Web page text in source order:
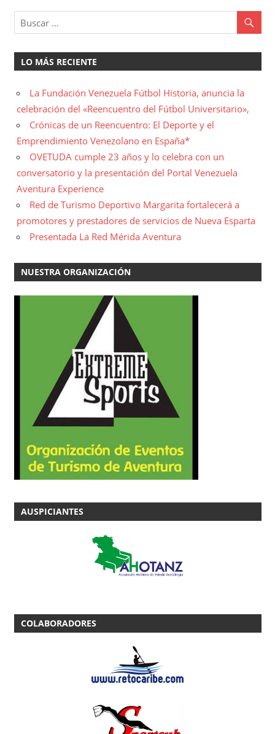
LO MÁS RECIENTE
La Fundación Venezuela Fútbol Historia, anuncia la
celebración del «Reencuentro del Fútbol Universitario»,
Crónicas de un Reencuentro: El Deporte y el
Emprendimiento Venezolano en España*
OVETUDA cumple 23 años y lo celebra con un
conversatorio y la presentación del Portal Venezuela
Aventura Experience
Red de Turismo Deportivo Margarita fortalecerá a
promotores y prestadores de servicios de Nueva Esparta
Presentada La Red Mérida Aventura
NUESTRA ORGANIZACIÓN
AUSPICIANTES
COLABORADORES